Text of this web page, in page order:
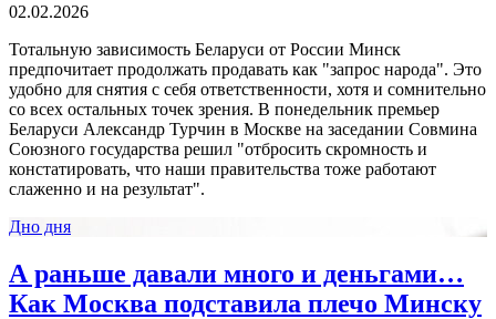
02.02.2026
Тотальную зависимость Беларуси от России Минск
предпочитает продолжать продавать как "запрос народа". Это
удобно для снятия с себя ответственности, хотя и сомнительно
со всех остальных точек зрения. В понедельник премьер
Беларуси Александр Турчин в Москве на заседании Совмина
Союзного государства решил "отбросить скромность и
констатировать, что наши правительства тоже работают
слаженно и на результат".
Дно дня
А раньше давали много и деньгами…
Как Москва подставила плечо Минску